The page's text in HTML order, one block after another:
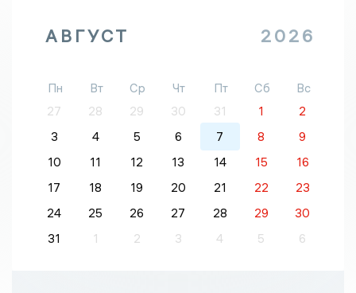
АВГУСТ 2026
Пн Вт Ср Чт Пт Сб
Вс
27
28 29 30 31 1
2
3
4 5 6 7 8
9
10
11 12 13 14 15
16
17
18 19 20 21 22
23
24
25 26 27 28 29
30
31
1 2 3 4 5 6